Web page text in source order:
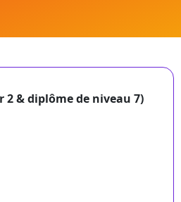
2 & diplôme de niveau 7)